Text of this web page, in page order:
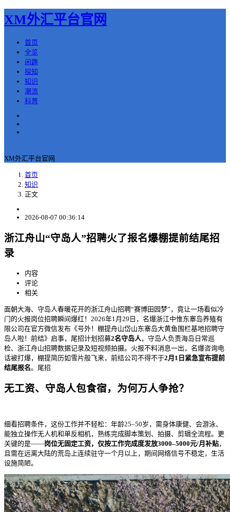
XM外汇平台官网
首页
全览
闲趣
探知
知识
潮流
科普
XM外汇平台官网
首页
知识
正文
2026-08-07 00:36:14
浙江舟山“守岛人”招聘火了报名爆棚提前结尾招
录
内容
评论
相关
面朝大海、守岛人春暖花开的浙江舟山招聘“赛博田园梦”，竟让一场看似冷
门的火报岗位招聘瞬间爆红！2026年1月29日，名爆浙江中惟东寨岛养殖有
限公司在官方微信发布《号外！棚提舟山岱山东寨岛大黄鱼围栏基地招聘守
岛人啦！前结》启事，尾招计划招募2名守岛人，守岛人负责海岛日常巡
检、浙江舟山招聘数据记录及短视频拍摄。火报不料消息一出，名爆咨询电
话被打爆，棚提简历如雪片般飞来，前结公司不得不于2月1日紧急宣布提前
结尾报名。尾招
无工资、守岛人包食宿，为何万人争抢？
细看招聘条件，这份工作并不轻松：年龄25–50岁，需身体康健、会游泳、
能独立操作无人机和单反相机，熟练完成脚本策划、拍摄、剪辑全流程。更
关键的是——岗位无固定工资，仅按工作完成度发放3000–5000元/月补贴，
且需在远离大陆的荒岛上连续驻守一个月以上，期间网络信号不稳定，生活
设施简陋。